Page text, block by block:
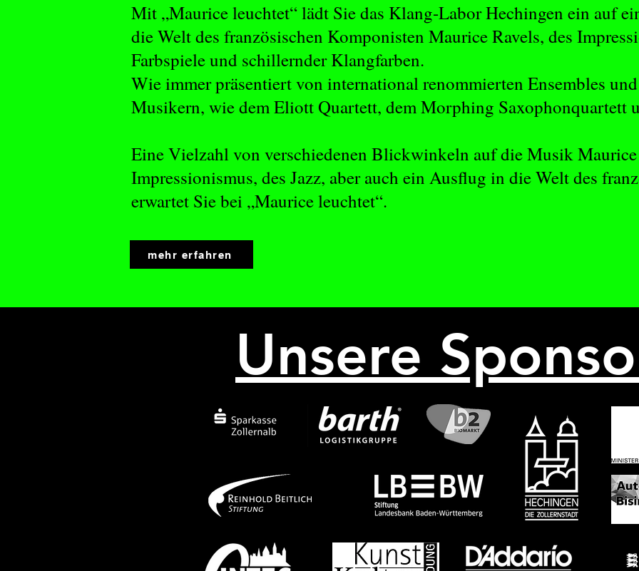
Mit „Maurice leuchtet“ lädt Sie das Klang-Labor Hechingen ein auf
die Welt des französischen Komponisten Maurice Ravels, des
Farbspiele und schillernder Klangfarben.
Wie immer präsentiert von international renommierten Ensembles
Musikern, wie dem Eliott Quartett, dem Morphing Saxophonquartett
Eine Vielzahl von verschiedenen Blickwinkeln auf die Musik Maurice
Impressionismus, des Jazz, aber auch ein Ausflug in die Welt des
erwartet Sie bei „Maurice leuchtet“.
mehr erfahren
Unsere